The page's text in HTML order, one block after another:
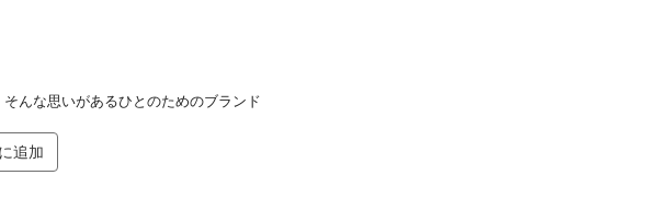
そんな思いがあるひとのためのブランド
追加